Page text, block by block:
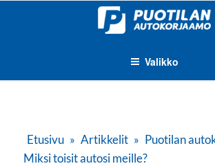
Valikko
Etusivu » Artikkelit » Puotilan
Miksi toisit autosi meille?